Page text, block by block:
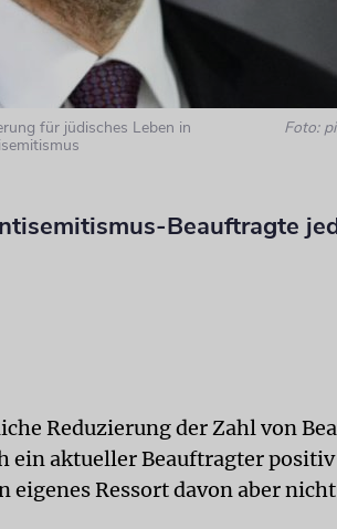
für jüdisches Leben in
Foto:
Beauftragte
Reduzierung der Zahl von
ein aktueller Beauftragter
eigenes Ressort davon aber